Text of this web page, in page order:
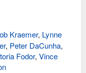
Kraemer, Lynne
, Peter DaCunha,
Fodor, Vince